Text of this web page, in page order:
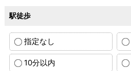
駅徒歩
指定なし
10分以内